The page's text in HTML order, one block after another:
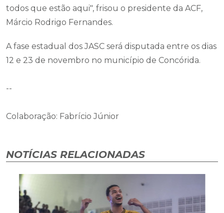
todos que estão aqui", frisou o presidente da ACF,
Márcio Rodrigo Fernandes.
A fase estadual dos JASC será disputada entre os dias
12 e 23 de novembro no município de Concórida.
--
Colaboração: Fabrício Júnior
NOTÍCIAS RELACIONADAS